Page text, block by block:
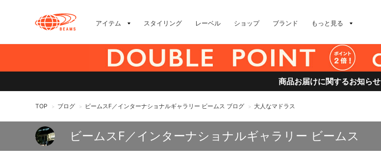
アイテム スタイリング レーベル ショップ ブランド もっと見る
商品お届けに関するお知らせ
TOP > ブログ > ビームスF／インターナショナルギャラリー ビームス ブログ > 大人なマドラス
ビームスF／インターナショナルギャラリー ビームス